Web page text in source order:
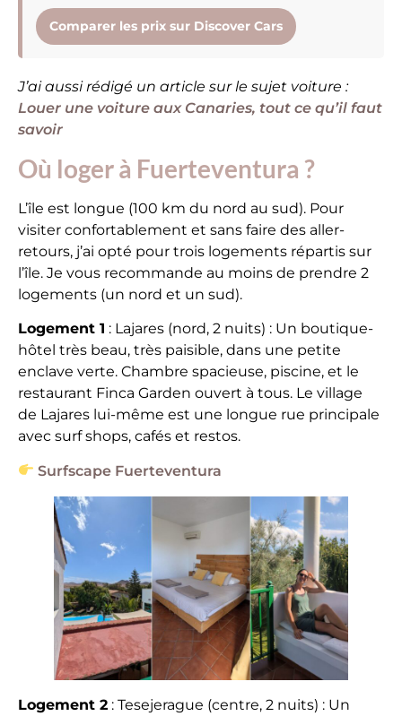
Comparer les prix sur Discover Cars
J’ai aussi rédigé un article sur le sujet voiture :
Louer une voiture aux Canaries, tout ce qu’il faut
savoir
Où loger à Fuerteventura ?
L’île est longue (100 km du nord au sud). Pour
visiter confortablement et sans faire des aller-
retours, j’ai opté pour trois logements répartis sur
l’île. Je vous recommande au moins de prendre 2
logements (un nord et un sud).
Logement 1 : Lajares (nord, 2 nuits) : Un boutique-
hôtel très beau, très paisible, dans une petite
enclave verte. Chambre spacieuse, piscine, et le
restaurant Finca Garden ouvert à tous. Le village
de Lajares lui-même est une longue rue principale
avec surf shops, cafés et restos.
Surfscape Fuerteventura
Logement 2 : Tesejerague (centre, 2 nuits) : Un